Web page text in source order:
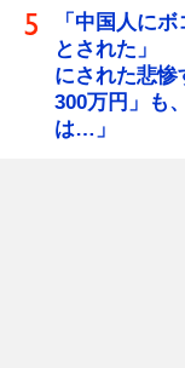
「中国人に
とされた」
にされた悲
300万円」も
は…」